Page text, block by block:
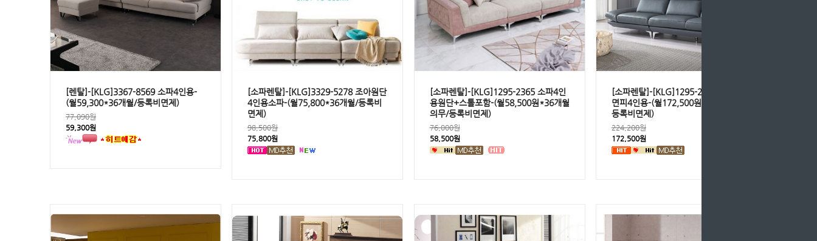
[렌탈]-[KLG]3367-8569 소파4인용-
(월59,300*36개월/등록비면제)
77,090원
59,300원
[소파렌탈]-[KLG]3329-5278 조아원단
4인용소파-(월75,800*36개월/등록비
면제)
98,500원
75,800원
[소파렌탈]-[KLG]1295-2365 소파4인
용원단+스톨포함-(월58,500원*36개월
의무/등록비면제)
76,000원
58,500원
[소파렌탈]-[KLG]1295-2859 이태리통
면피4인용-(월172,500원*36개월의무/
등록비면제)
224,200원
172,500원